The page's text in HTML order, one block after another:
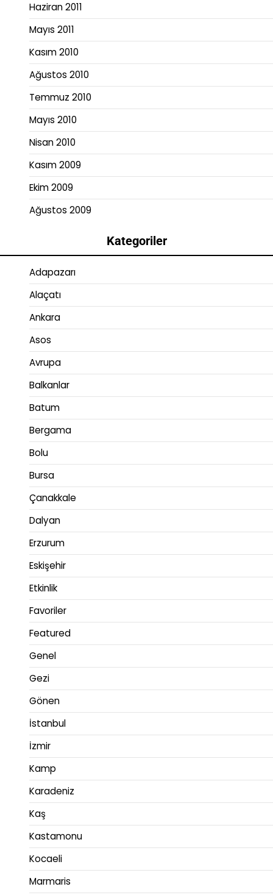
Haziran 2011
Mayıs 2011
Kasım 2010
Ağustos 2010
Temmuz 2010
Mayıs 2010
Nisan 2010
Kasım 2009
Ekim 2009
Ağustos 2009
Kategoriler
Adapazarı
Alaçatı
Ankara
Asos
Avrupa
Balkanlar
Batum
Bergama
Bolu
Bursa
Çanakkale
Dalyan
Erzurum
Eskişehir
Etkinlik
Favoriler
Featured
Genel
Gezi
Gönen
İstanbul
İzmir
Kamp
Karadeniz
Kaş
Kastamonu
Kocaeli
Marmaris